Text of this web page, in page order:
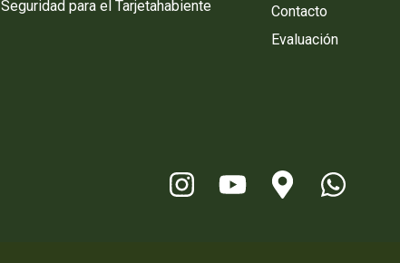
Seguridad para el Tarjetahabiente
Contacto
Evaluación